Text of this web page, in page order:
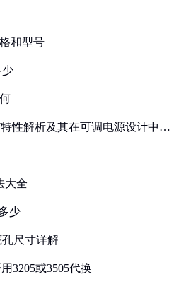
和型号
少
性解析及其在可调电源设计中的
大全
少
孔尺寸详解
3205或3505代换